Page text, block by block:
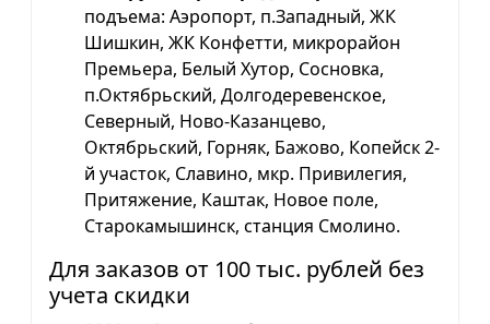
подъема: Аэропорт, п.Западный, ЖК
Шишкин, ЖК Конфетти, микрорайон
Премьера, Белый Хутор, Сосновка,
п.Октябрьский, Долгодеревенское,
Северный, Ново-Казанцево,
Октябрьский, Горняк, Бажово, Копейск 2-
й участок, Славино, мкр. Привилегия,
Притяжение, Каштак, Новое поле,
Старокамышинск, станция Смолино.
Для заказов от 100 тыс. рублей без
учета скидки